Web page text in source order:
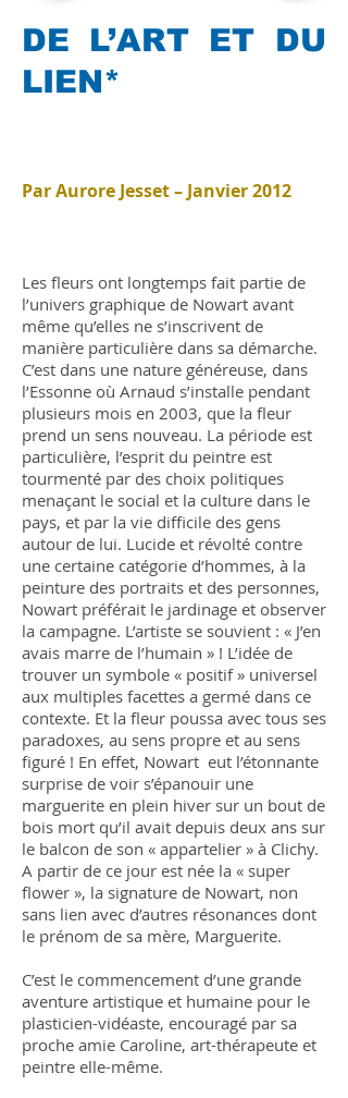
DE L’ART ET DU
LIEN*
Par Aurore Jesset – Janvier 2012
Les fleurs ont longtemps fait partie de
l’univers graphique de Nowart avant
même qu’elles ne s’inscrivent de
manière particulière dans sa démarche.
C’est dans une nature généreuse, dans
l’Essonne où Arnaud s’installe pendant
plusieurs mois en 2003, que la fleur
prend un sens nouveau. La période est
particulière, l’esprit du peintre est
tourmenté par des choix politiques
menaçant le social et la culture dans le
pays, et par la vie difficile des gens
autour de lui. Lucide et révolté contre
une certaine catégorie d’hommes, à la
peinture des portraits et des personnes,
Nowart préférait le jardinage et observer
la campagne. L’artiste se souvient : « J’en
avais marre de l’humain » ! L’idée de
trouver un symbole « positif » universel
aux multiples facettes a germé dans ce
contexte. Et la fleur poussa avec tous ses
paradoxes, au sens propre et au sens
figuré ! En effet, Nowart eut l’étonnante
surprise de voir s’épanouir une
marguerite en plein hiver sur un bout de
bois mort qu’il avait depuis deux ans sur
le balcon de son « appartelier » à Clichy.
A partir de ce jour est née la « super
flower », la signature de Nowart, non
sans lien avec d’autres résonances dont
le prénom de sa mère, Marguerite.
C’est le commencement d’une grande
aventure artistique et humaine pour le
plasticien-vidéaste, encouragé par sa
proche amie Caroline, art-thérapeute et
peintre elle-même.